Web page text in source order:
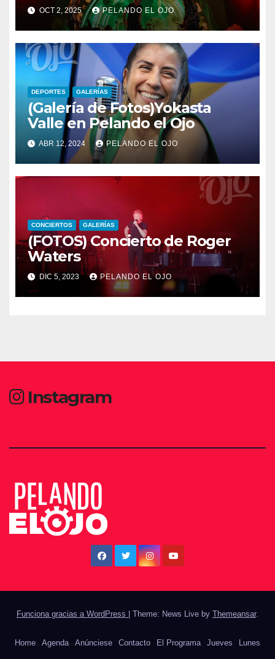
OCT 2, 2025 PELANDO EL OJO
DEPORTES GALERÍAS
(Galería de Fotos)Yokasta
Valle en Pelando el Ojo
ABR 12, 2024 PELANDO EL OJO
CONCIERTOS GALERÍAS
(FOTOS) Concierto de Roger
Waters
DIC 5, 2023 PELANDO EL OJO
Instagram
Funciona gracias a WordPress Theme: News Live by Themeansar.
Home Agenda Anúnciese Contacto El Programa Jueves Lunes